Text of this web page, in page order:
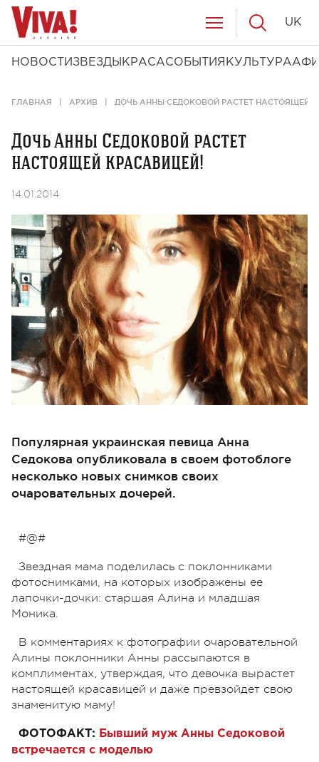
НОВОСТИ ЗВЕЗДЫ КРАСАСОБЫТИЯ КУЛЬТУРА
UK
ГЛАВНАЯ АРХИВ ДОЧЬ АННЫ СЕДОКОВОЙ РАСТЕТ НАСТОЯЩЕЙ
Дочь Анны Седоковой растет
настоящей красавицей!
14.01.2014
Популярная украинская певица Анна
Седокова опубликовала в своем фотоблоге
несколько новых снимков своих
очаровательных дочерей.
#@#
Звездная мама поделилась с поклонниками
фотоснимками, на которых изображены ее
лапочки-дочки: старшая Алина и младшая
Моника.
В комментариях к фотографии очаровательной
Алины поклонники Анны рассыпаются в
комплиментах, утверждая, что девочка вырастет
настоящей красавицей и даже превзойдет свою
знаменитую маму!
ФОТОФАКТ: Бывший муж Анны Седоковой
встречается с моделью